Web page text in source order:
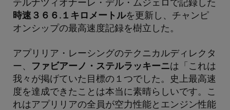
テルナツィオナーレ・デル・ムジェロで記録した
時速３６６.１キロメートルを更新し、チャンピ
オンシップの最高速度記録を樹立した。
アプリリア・レーシングのテクニカルディレクタ
ー、
ファビアーノ・ステルラッキーニは「これは
我々が掲げていた目標の１つでした。史上最高速
度を達成できたことは本当に素晴らしいです。こ
れはアプリリアの全員が空力性能とエンジン性能